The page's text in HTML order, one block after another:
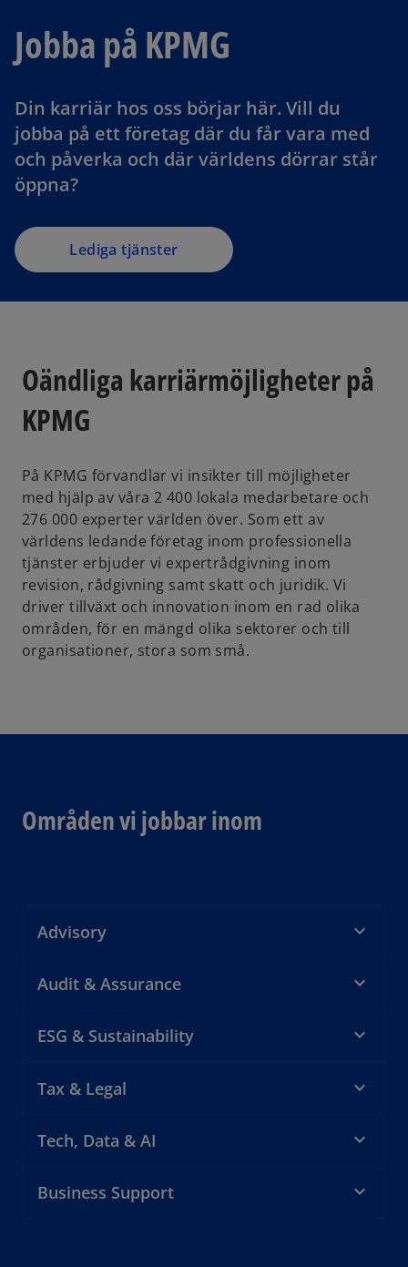
Jobba på KPMG
Din karriär hos oss börjar här. Vill du
jobba på ett företag där du får vara med
och påverka och där världens dörrar står
öppna?
Lediga tjänster
Oändliga karriärmöjligheter på
KPMG
På KPMG förvandlar vi insikter till möjligheter
med hjälp av våra 2 400 lokala medarbetare och
276 000 experter världen över. Som ett av
världens ledande företag inom professionella
tjänster erbjuder vi expertrådgivning inom
revision, rådgivning samt skatt och juridik. Vi
driver tillväxt och innovation inom en rad olika
områden, för en mängd olika sektorer och till
organisationer, stora som små.
Områden vi jobbar inom
Advisory
Audit & Assurance
ESG & Sustainability
Tax & Legal
Tech, Data & AI
Business Support